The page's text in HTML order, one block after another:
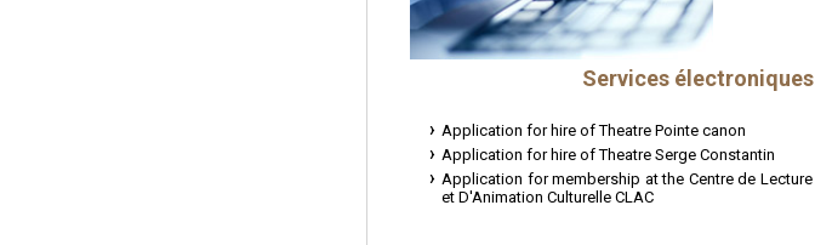
Services électroniques
Application for hire of Theatre Pointe canon
Application for hire of Theatre Serge Constantin
Application for membership at the Centre de Lecture
et D'Animation Culturelle CLAC